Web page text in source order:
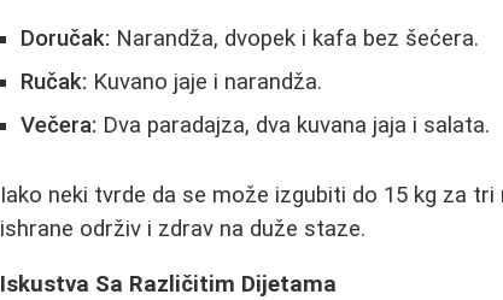
Doručak: Narandža, dvopek i kafa bez šećera.
Ručak: Kuvano jaje i narandža.
Večera: Dva paradajza, dva kuvana jaja i salata.
Iako neki tvrde da se može izgubiti do 15 kg za
ishrane održiv i zdrav na duže staze.
Iskustva Sa Različitim Dijetama